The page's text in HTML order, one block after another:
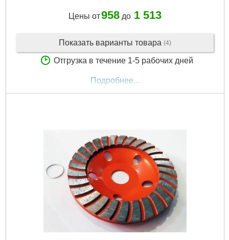
Цены от958до 1 513
Показать варианты товара (4)
Отгрузка в течение 1-5 рабочих дней
Подробнее...